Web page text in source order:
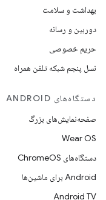
بهداشت و سلامت
دوربین و رسانه
حریم خصوصی
نسل پنجم شبکه تلفن همراه
دستگاه‌های ANDROID
صفحه‌نمایش‌های بزرگ
Wear OS
دستگاه‌های ChromeOS
Android برای ماشین‌ها
Android TV